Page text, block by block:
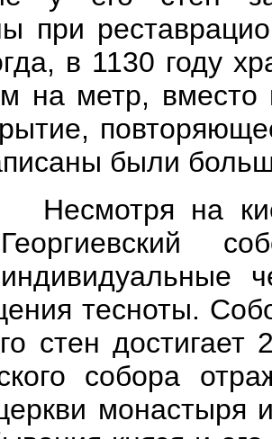
при
в 1130
на метр, вместо
были
Несмотря на
Георгиевский
индивидуальные
тесноты.
стен достигает
собора
монастыря